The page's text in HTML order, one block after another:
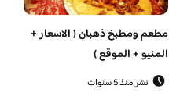
مطعم ومطبخ ذهبان ( الاسعار +
المنيو + الموقع )
نشر منذ 5 سنوات